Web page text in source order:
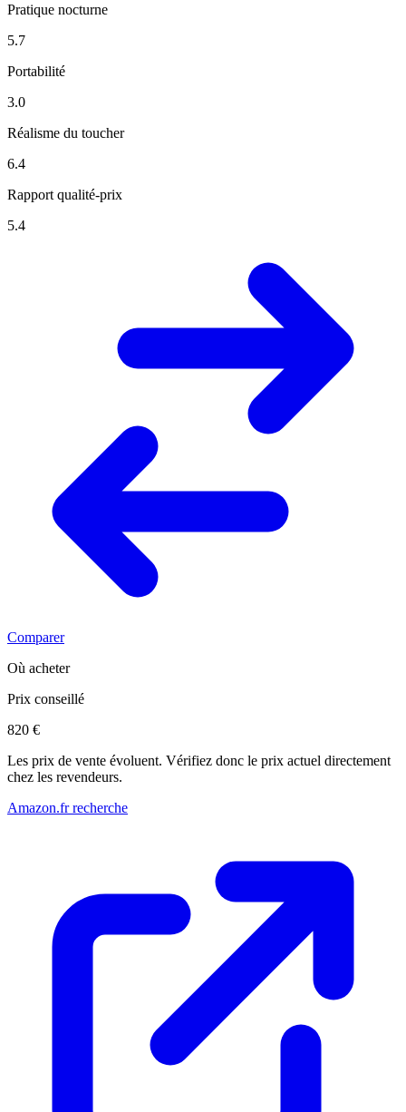
Pratique nocturne
5.7
Portabilité
3.0
Réalisme du toucher
6.4
Rapport qualité-prix
5.4
Comparer
Où acheter
Prix conseillé
820 €
Les prix de vente évoluent. Vérifiez donc le prix actuel directement
chez les revendeurs.
Amazon.fr recherche